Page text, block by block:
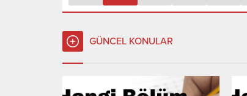
GÜNCEL KONULAR